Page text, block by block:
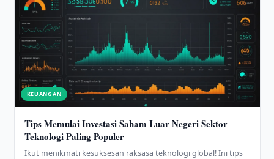
KEUANGAN
Tips Memulai Investasi Saham Luar Negeri Sektor
Teknologi Paling Populer
Ikut menikmati kesuksesan raksasa teknologi global! Ini tips